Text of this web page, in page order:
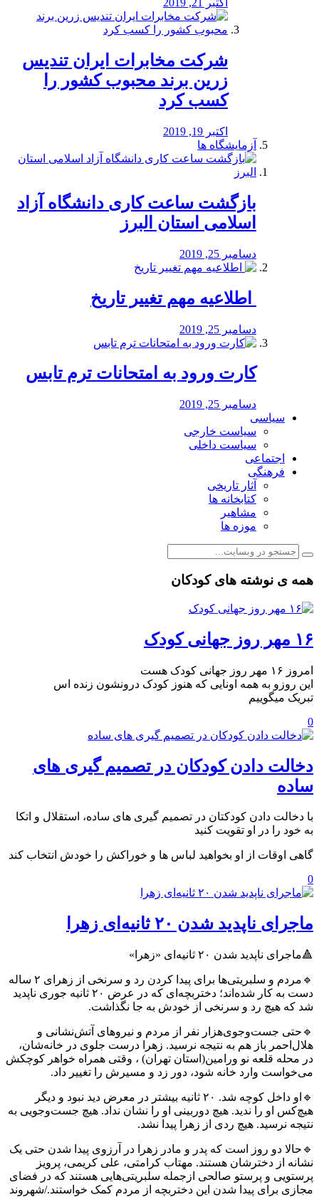
اکتبر 21, 2019
شرکت مخابرات ایران تندیس
زرین برند محبوب کشور را
کسب کرد
اکتبر 19, 2019
آزمایشگاه ها
بازگشت ساعت کاری دانشگاه آزاد
اسلامی استان البرز
دسامبر 25, 2019
️ اطلاعیه مهم تغییر تاریخ
دسامبر 25, 2019
کارت ورود به امتحانات ترم تابس
دسامبر 25, 2019
سیاسی
سیاست خارجی
سیاست داخلی
اجتماعی
فرهنگی
آثار تاریخی
کتابخانه ها
مشاهیر
موزه ها
همه ی نوشته های کودکان
۱۶ مهر روز جهانی کودک
امروز ۱۶ مهر روز جهانی کودک هست
این روزو به همه اونایی که هنوز کودک درونشون زنده اس
تبریک میگوییم
0
دخالت دادن کودکان در تصمیم گیری های
ساده
با دخالت دادن کودکتان در تصمیم گیری های ساده، استقلال و اتکا
به خود را در او تقویت کنید
گاهی اوقات از او بخواهید لباس ها و خوراکش را خودش انتخاب کند
0
ماجرای ناپدید شدن ۲۰ ثانیه‌ای زهرا
🔺ماجرای ناپدید شدن ۲۰ ثانیه‌ای «زهرا»
🔹مردم و سلبریتی‌ها برای پیدا کردن رد و سرنخی از زهرای ۲ ساله
دست به کار ‏شده‌اند؛ دختربچه‌ای که در عرض ۲۰ ثانیه جوری ناپدید
شد که هیچ رد و سرنخی از خودش ‏به جا نگذاشت.
🔹حتی جست‌وجوی‌هزار نفر از مردم و نیروهای آتش‌نشانی و
هلال‌احمر باز هم ‏به نتیجه نرسید. زهرا درست جلوی در خانه‌شان،
در محله قلعه نو ورامین(استان تهران) ، وقتی همراه ‏خواهر کوچکش
می‌خواست وارد خانه شود، دور زد و مسیرش را تغییر داد.
🔹او داخل کوچه ‏شد. ۲۰ ثانیه بیشتر در معرض دید نبود و دیگر
هیچ‌کس او را ندید. هیچ دوربینی او را نشان ‏نداد. هیچ جست‌وجویی به
نتیجه نرسید. هیچ ردی از زهرا پیدا نشد.
🔹حالا دو روز است که پدر و ‏مادر زهرا در آرزوی پیدا شدن حتی یک
نشانه از دخترشان هستند. مهتاب کرامتی، علی ‏کریمی، پرویز
پرستویی و پرستو صالحی ازجمله سلبریتی‌هایی هستند که در فضای
مجازی ‏برای پیدا شدن این دختربچه از مردم کمک خواستند./شهروند